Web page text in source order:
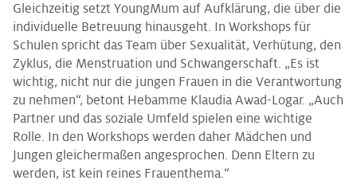
Gleichzeitig setzt YoungMum auf Aufklärung, die über die
individuelle Betreuung hinausgeht. In Workshops für
Schulen spricht das Team über Sexualität, Verhütung, den
Zyklus, die Menstruation und Schwangerschaft. „Es ist
wichtig, nicht nur die jungen Frauen in die Verantwortung
zu nehmen“, betont Hebamme Klaudia Awad-Logar. „Auch
Partner und das soziale Umfeld spielen eine wichtige
Rolle. In den Workshops werden daher Mädchen und
Jungen gleichermaßen angesprochen. Denn Eltern zu
werden, ist kein reines Frauenthema.“